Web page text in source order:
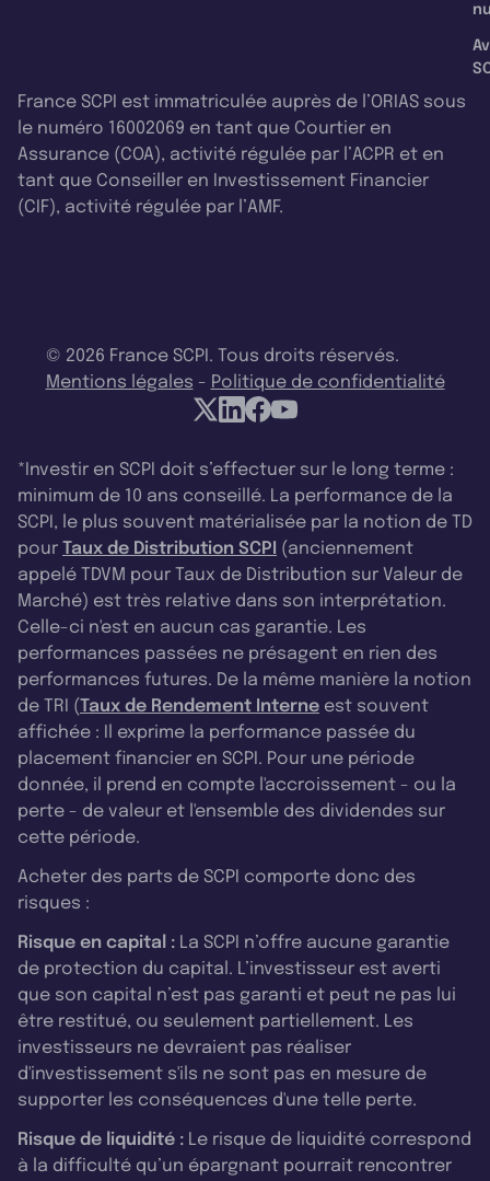
France SCPI est immatriculée auprès de l’ORIAS sous
le numéro 16002069 en tant que Courtier en
Assurance (COA), activité régulée par l’ACPR et en
tant que Conseiller en Investissement Financier
(CIF), activité régulée par l’AMF.
© 2026 France SCPI. Tous droits réservés.
Mentions légales - Politique de confidentialité
*Investir en SCPI doit s’effectuer sur le long terme :
minimum de 10 ans conseillé. La performance de la
SCPI, le plus souvent matérialisée par la notion de TD
pour Taux de Distribution SCPI (anciennement
appelé TDVM pour Taux de Distribution sur Valeur de
Marché) est très relative dans son interprétation.
Celle-ci n'est en aucun cas garantie. Les
performances passées ne présagent en rien des
performances futures. De la même manière la notion
de TRI (Taux de Rendement Interne est souvent
affichée : Il exprime la performance passée du
placement financier en SCPI. Pour une période
donnée, il prend en compte l'accroissement - ou la
perte - de valeur et l'ensemble des dividendes sur
cette période.
Acheter des parts de SCPI comporte donc des
risques :
Risque en capital : La SCPI n’offre aucune garantie
de protection du capital. L’investisseur est averti
que son capital n’est pas garanti et peut ne pas lui
être restitué, ou seulement partiellement. Les
investisseurs ne devraient pas réaliser
d'investissement s'ils ne sont pas en mesure de
supporter les conséquences d'une telle perte.
Risque de liquidité : Le risque de liquidité correspond
à la difficulté qu’un épargnant pourrait rencontrer